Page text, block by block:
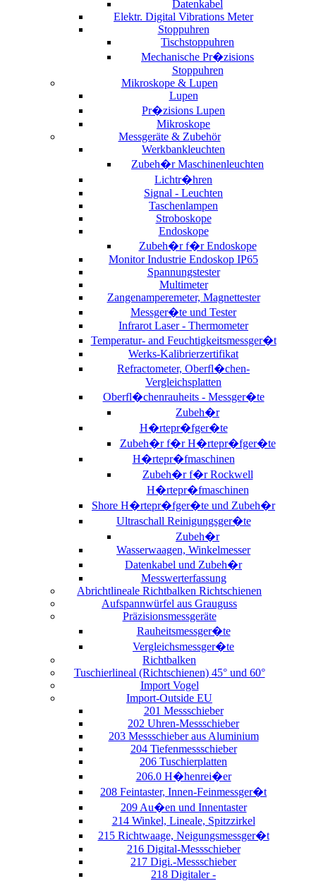
Datenkabel
Elektr. Digital Vibrations Meter
Stoppuhren
Tischstoppuhren
Mechanische Pr�zisions
Stoppuhren
Mikroskope & Lupen
Lupen
Pr�zisions Lupen
Mikroskope
Messgeräte & Zubehör
Werkbankleuchten
Zubeh�r Maschinenleuchten
Lichtr�hren
Signal - Leuchten
Taschenlampen
Stroboskope
Endoskope
Zubeh�r f�r Endoskope
Monitor Industrie Endoskop IP65
Spannungstester
Multimeter
Zangenamperemeter, Magnettester
Messger�te und Tester
Infrarot Laser - Thermometer
Temperatur- and Feuchtigkeitsmessger�t
Werks-Kalibrierzertifikat
Refractometer, Oberfl�chen-
Vergleichsplatten
Oberfl�chenrauheits - Messger�te
Zubeh�r
H�rtepr�fger�te
Zubeh�r f�r H�rtepr�fger�te
H�rtepr�fmaschinen
Zubeh�r f�r Rockwell
H�rtepr�fmaschinen
Shore H�rtepr�fger�te und Zubeh�r
Ultraschall Reinigungsger�te
Zubeh�r
Wasserwaagen, Winkelmesser
Datenkabel und Zubeh�r
Messwerterfassung
Abrichtlineale Richtbalken Richtschienen
Aufspannwürfel aus Grauguss
Präzisionsmessgeräte
Rauheitsmessger�te
Vergleichsmessger�te
Richtbalken
Tuschierlineal (Richtschienen) 45° und 60°
Import Vogel
Import-Outside EU
201 Messschieber
202 Uhren-Messschieber
203 Messschieber aus Aluminium
204 Tiefenmessschieber
206 Tuschierplatten
206.0 H�henrei�er
208 Feintaster, Innen-Feinmessger�t
209 Au�en und Innentaster
214 Winkel, Lineale, Spitzzirkel
215 Richtwaage, Neigungsmessger�t
216 Digital-Messschieber
217 Digi.-Messschieber
218 Digitaler -